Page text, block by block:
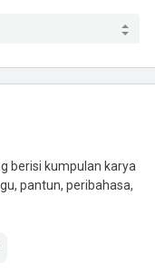
berisi kumpulan karya
pantun, peribahasa,